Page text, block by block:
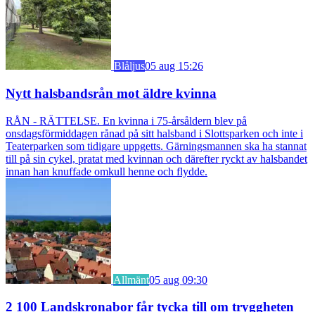
Blåljus05 aug 15:26
Nytt halsbandsrån mot äldre kvinna
RÅN - RÄTTELSE. En kvinna i 75-årsåldern blev på
onsdagsförmiddagen rånad på sitt halsband i Slottsparken och inte i
Teaterparken som tidigare uppgetts. Gärningsmannen ska ha stannat
till på sin cykel, pratat med kvinnan och därefter ryckt av halsbandet
innan han knuffade omkull henne och flydde.
Allmänt05 aug 09:30
2 100 Landskronabor får tycka till om tryggheten